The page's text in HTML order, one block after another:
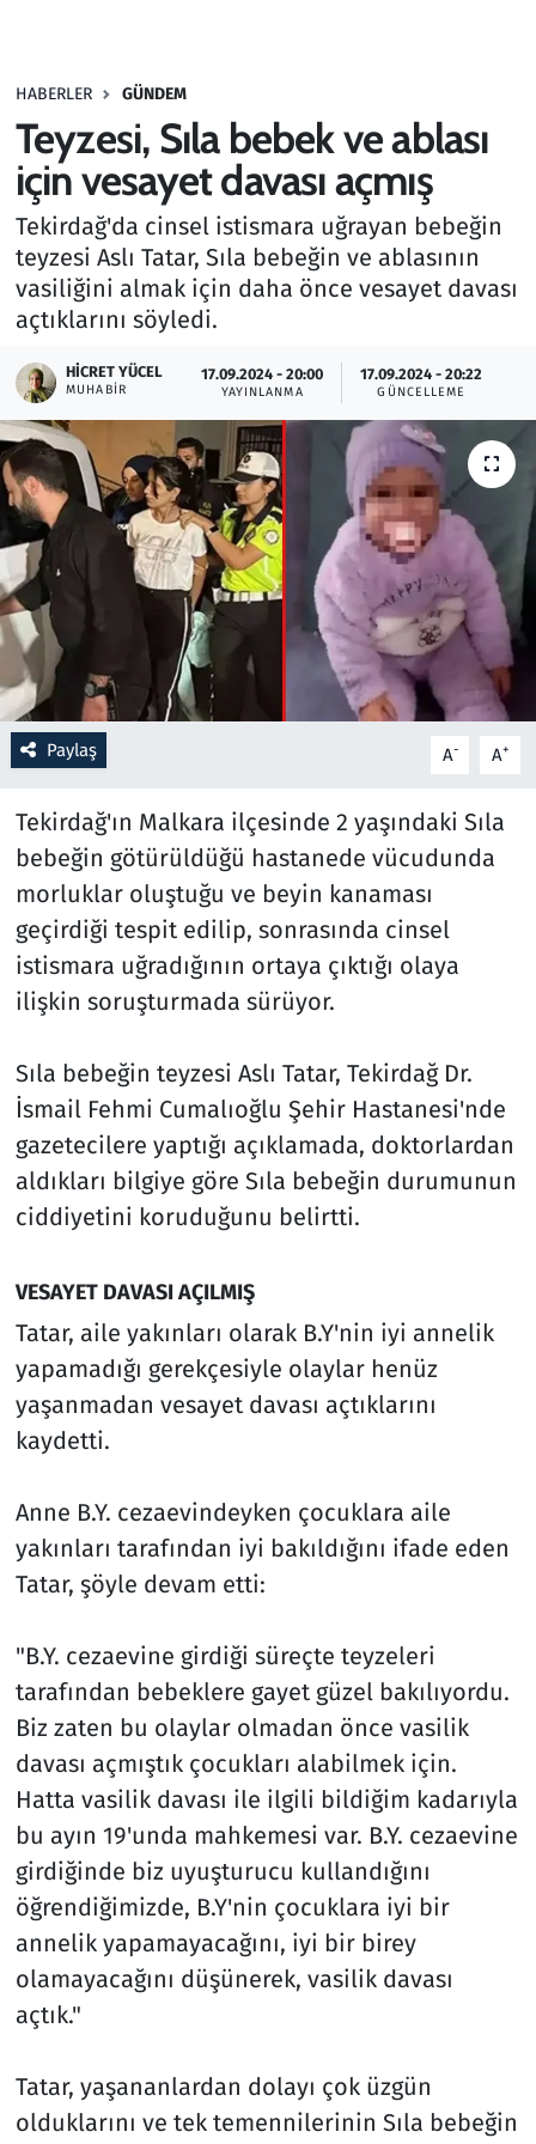
HABERLER GÜNDEM
Teyzesi, Sıla bebek ve ablası
için vesayet davası açmış
Tekirdağ'da cinsel istismara uğrayan bebeğin
teyzesi Aslı Tatar, Sıla bebeğin ve ablasının
vasiliğini almak için daha önce vesayet davası
açtıklarını söyledi.
HICRET YÜCEL
MUHABIR
17.09.2024 - 20:00
YAYINLANMA
17.09.2024 - 20:22
GÜNCELLEME
Paylaş A- A+
Tekirdağ'ın Malkara ilçesinde 2 yaşındaki Sıla
bebeğin götürüldüğü hastanede vücudunda
morluklar oluştuğu ve beyin kanaması
geçirdiği tespit edilip, sonrasında cinsel
istismara uğradığının ortaya çıktığı olaya
ilişkin soruşturmada sürüyor.
Sıla bebeğin teyzesi Aslı Tatar, Tekirdağ Dr.
İsmail Fehmi Cumalıoğlu Şehir Hastanesi'nde
gazetecilere yaptığı açıklamada, doktorlardan
aldıkları bilgiye göre Sıla bebeğin durumunun
ciddiyetini koruduğunu belirtti.
VESAYET DAVASI AÇILMIŞ
Tatar, aile yakınları olarak B.Y'nin iyi annelik
yapamadığı gerekçesiyle olaylar henüz
yaşanmadan vesayet davası açtıklarını
kaydetti.
Anne B.Y. cezaevindeyken çocuklara aile
yakınları tarafından iyi bakıldığını ifade eden
Tatar, şöyle devam etti:
"B.Y. cezaevine girdiği süreçte teyzeleri
tarafından bebeklere gayet güzel bakılıyordu.
Biz zaten bu olaylar olmadan önce vasilik
davası açmıştık çocukları alabilmek için.
Hatta vasilik davası ile ilgili bildiğim kadarıyla
bu ayın 19'unda mahkemesi var. B.Y. cezaevine
girdiğinde biz uyuşturucu kullandığını
öğrendiğimizde, B.Y'nin çocuklara iyi bir
annelik yapamayacağını, iyi bir birey
olamayacağını düşünerek, vasilik davası
açtık."
Tatar, yaşananlardan dolayı çok üzgün
olduklarını ve tek temennilerinin Sıla bebeğin
Haber
Kültür Sanat
Kurumsal Haberler
Lezzet Durağı
Oyun
Ramazan
Resmi İlanlar
Rüya Tabirleri
Sağlık
Savunma Sanayi
Seçim 2023
Spor
Teknoloji ve Bilim
Televizyon